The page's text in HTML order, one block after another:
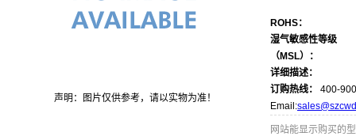
声明：图片仅供参考，请以实物为准！
ROHS：
湿气敏感性等级
（MSL）：
详细描述：
订购热线：
400-
Email:
网站能显示购买的